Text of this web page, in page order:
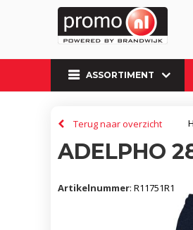
ASSORTIMENT
Terug naar overzicht
ADELPHO
Artikelnummer: R11751R1